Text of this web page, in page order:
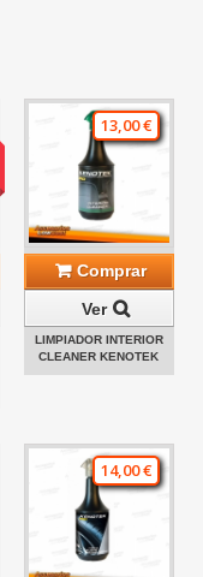
13,00 €
Comprar
Ver
LIMPIADOR INTERIOR
CLEANER KENOTEK
14,00 €